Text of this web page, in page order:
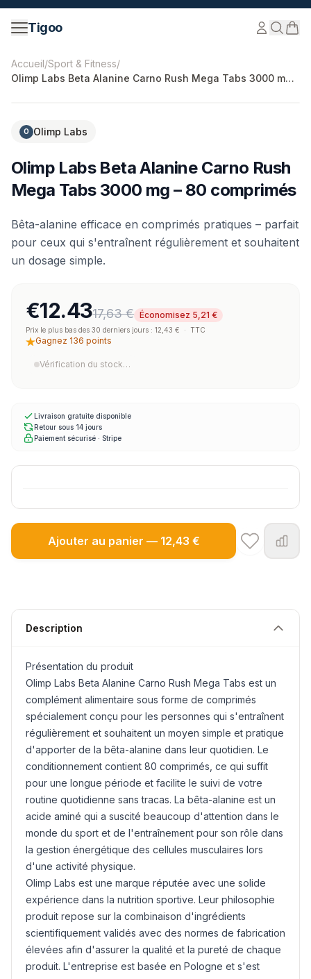
Passer au contenu
Tigoo
©2026Nutri Nordic AB.
Accueil/Sport & Fitness/
Olimp Labs Beta Alanine Carno Rush Mega Tabs 3000 mg –
O Olimp Labs
Olimp Labs Beta Alanine Carno Rush
Mega Tabs 3000 mg – 80 comprimés
Bêta-alanine efficace en comprimés pratiques – parfait
pour ceux qui s'entraînent régulièrement et souhaitent
un dosage simple.
€12.4317,63 € Économisez 5,21 €
Prix le plus bas des 30 derniers jours : 12,43 € · TTC
Gagnez 136 points
Vérification du stock…
Livraison gratuite disponible
Retour sous 14 jours
Paiement sécurisé · Stripe
Ajouter au panier — 12,43 €
Description
Présentation du produit
Olimp Labs Beta Alanine Carno Rush Mega Tabs est un
complément alimentaire sous forme de comprimés
spécialement conçu pour les personnes qui s'entraînent
régulièrement et souhaitent un moyen simple et pratique
d'apporter de la bêta-alanine dans leur quotidien. Le
conditionnement contient 80 comprimés, ce qui suffit
pour une longue période et facilite le suivi de votre
routine quotidienne sans tracas. La bêta-alanine est un
acide aminé qui a suscité beaucoup d'attention dans le
monde du sport et de l'entraînement pour son rôle dans
la gestion énergétique des cellules musculaires lors
d'une activité physique.
Olimp Labs est une marque réputée avec une solide
expérience dans la nutrition sportive. Leur philosophie
produit repose sur la combinaison d'ingrédients
scientifiquement validés avec des normes de fabrication
élevées afin d'assurer la qualité et la pureté de chaque
produit. L'entreprise est basée en Pologne et s'est